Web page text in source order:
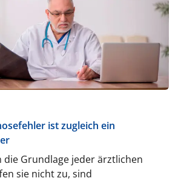
ist zugleich ein
die Grundlage jeder ärztlichen
sie nicht zu, sind